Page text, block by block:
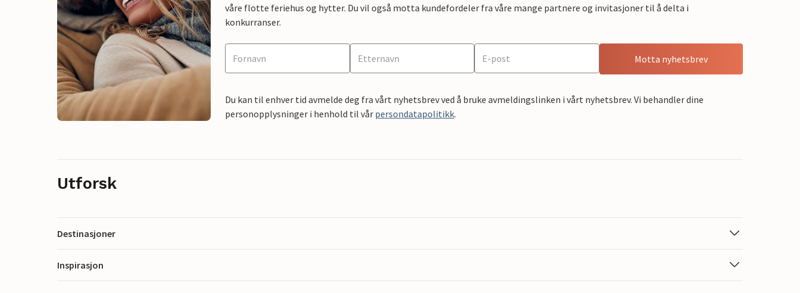
våre flotte feriehus og hytter. Du vil også motta kundefordeler fra våre mange partnere og invitasjoner til å delta i
konkurranser.
Motta nyhetsbrev
Du kan til enhver tid avmelde deg fra vårt nyhetsbrev ved å bruke avmeldingslinken i vårt nyhetsbrev. Vi behandler dine
personopplysninger i henhold til vår persondatapolitikk.
Utforsk
Destinasjoner
Inspirasjon